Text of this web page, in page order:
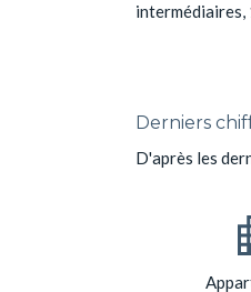
intermédiaires,
Derniers
D'après les